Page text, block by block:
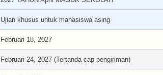
Ujian khusus untuk mahasiswa asing
Februari 18, 2027
Februari 24, 2027 (Tertanda cap pengiriman)